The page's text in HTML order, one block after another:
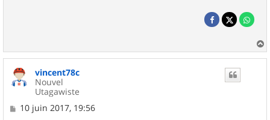
a
vincent78c
Nouvel
Utagawiste
M10 juin 2017, 19:56